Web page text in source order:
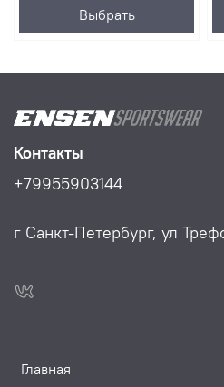
Выбрать
Главная
Контакты
+79955903144
г Санкт-Петербург, ул